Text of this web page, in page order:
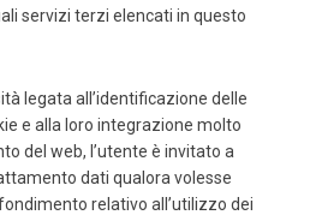
servizi terzi elencati in questo
legata all’identificazione delle
e alla loro integrazione molto
del web, l’utente è invitato a
dati qualora volesse
relativo all’utilizzo dei